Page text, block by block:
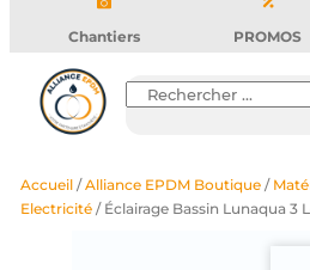
b
o
o
k
u
b d
n
Chantiers PROMOS
Rechercher
Accueil/Alliance EPDM Boutique/
Electricité/ Éclairage Bassin Lunaqua 3